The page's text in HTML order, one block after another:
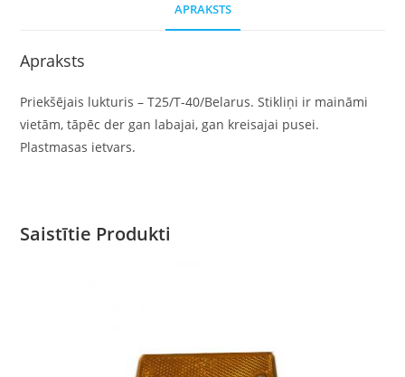
APRAKSTS
Apraksts
Priekšējais lukturis – T25/T-40/Belarus. Stikliņi ir maināmi
vietām, tāpēc der gan labajai, gan kreisajai pusei.
Plastmasas ietvars.
Saistītie Produkti